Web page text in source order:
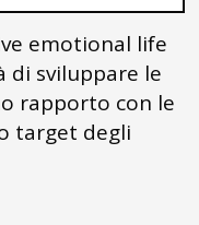
emotional life
di sviluppare le
rapporto con le
target degli